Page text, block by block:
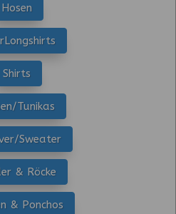
Hosen
Shirts
Tunikas
Sweater
& Röcke
& Ponchos